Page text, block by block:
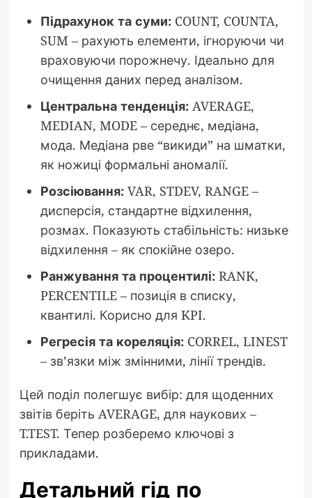
Підрахунок та суми:COUNT, COUNTA,
SUM – рахують елементи, ігноруючи чи
враховуючи порожнечу. Ідеально для
очищення даних перед аналізом.
Центральна тенденція:AVERAGE,
MEDIAN, MODE – середнє, медіана,
мода. Медіана рве “викиди” на шматки,
як ножиці формальні аномалії.
Розсіювання:VAR, STDEV, RANGE –
дисперсія, стандартне відхилення,
розмах. Показують стабільність: низьке
відхилення – як спокійне озеро.
Ранжування та процентилі:RANK,
PERCENTILE – позиція в списку,
квантилі. Корисно для KPI.
Регресія та кореляція:CORREL, LINEST
– зв’язки між змінними, лінії трендів.
Цей поділ полегшує вибір: для щоденних
звітів беріть AVERAGE, для наукових –
T.TEST. Тепер розберемо ключові з
прикладами.
Детальний гід по